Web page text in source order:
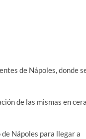
de Nápoles, donde
de las mismas en
Nápoles para llegar a